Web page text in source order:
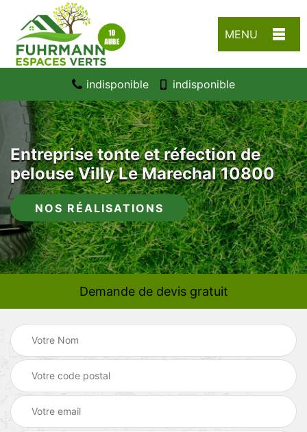
MENU
indisponible indisponible
Entreprise tonte et réfection de
pelouse Villy Le Marechal 10800
NOS RÉALISATIONS
Demande de devis gratuit